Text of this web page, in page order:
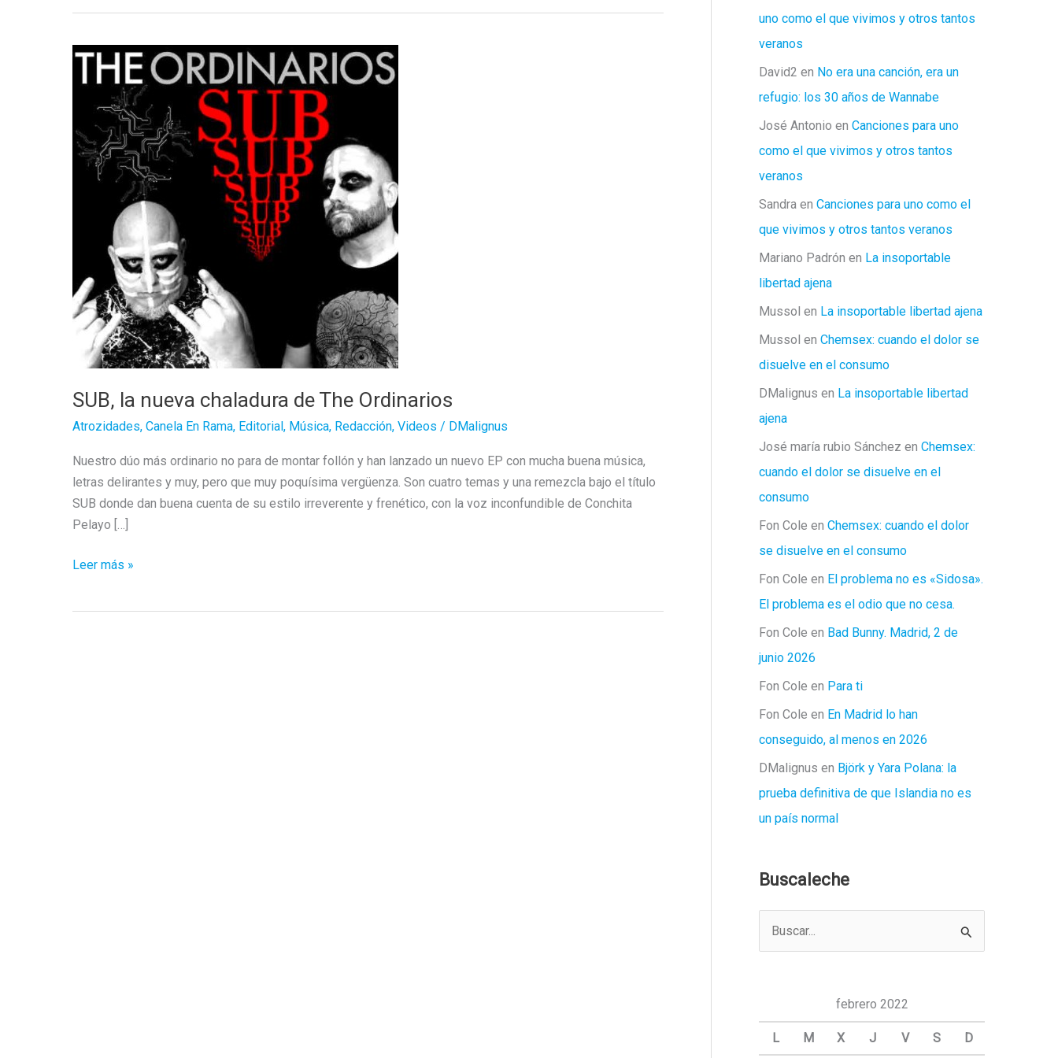
SUB, la nueva chaladura de The Ordinarios
Atrozidades, Canela En Rama, Editorial , Música, Redacción, Videos / DMalignus
Nuestro dúo más ordinario no para de montar follón y han lanzado un nuevo EP con mucha buena música,
letras delirantes y muy, pero que muy poquísima vergüenza. Son cuatro temas y una remezcla bajo el título
SUB donde dan buena cuenta de su estilo irreverente y frenético, con la voz inconfundible de Conchita
Pelayo […]
SUB,
Leer más »
uno como el que vivimos y otros tantos
veranos
David2 en No era una canción, era un
refugio: los 30 años de Wannabe
José Antonio en Canciones para uno
como el que vivimos y otros tantos
veranos
Sandra en Canciones para uno como el
que vivimos y otros tantos veranos
Mariano Padrón en La insoportable
libertad ajena
Mussol en La insoportable libertad ajena
Mussol en Chemsex: cuando el dolor se
disuelve en el consumo
DMalignus en La insoportable libertad
ajena
José maría rubio Sánchez en Chemsex:
cuando el dolor se disuelve en el
consumo
Fon Cole en Chemsex: cuando el dolor
se disuelve en el consumo
Fon Cole en El problema no es «Sidosa».
El problema es el odio que no cesa.
Fon Cole en Bad Bunny. Madrid, 2 de
junio 2026
Fon Cole en Para ti
Fon Cole en En Madrid lo han
conseguido, al menos en 2026
DMalignus en Björk y Yara Polana: la
prueba definitiva de que Islandia no es
un país normal
Buscaleche
a
febrero 2022
L M X J V S D